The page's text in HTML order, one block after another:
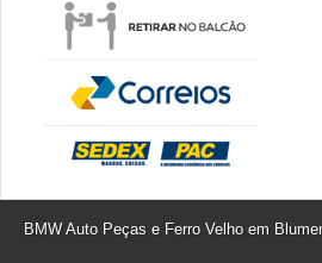
BMW Auto Peças e Ferro Velho em